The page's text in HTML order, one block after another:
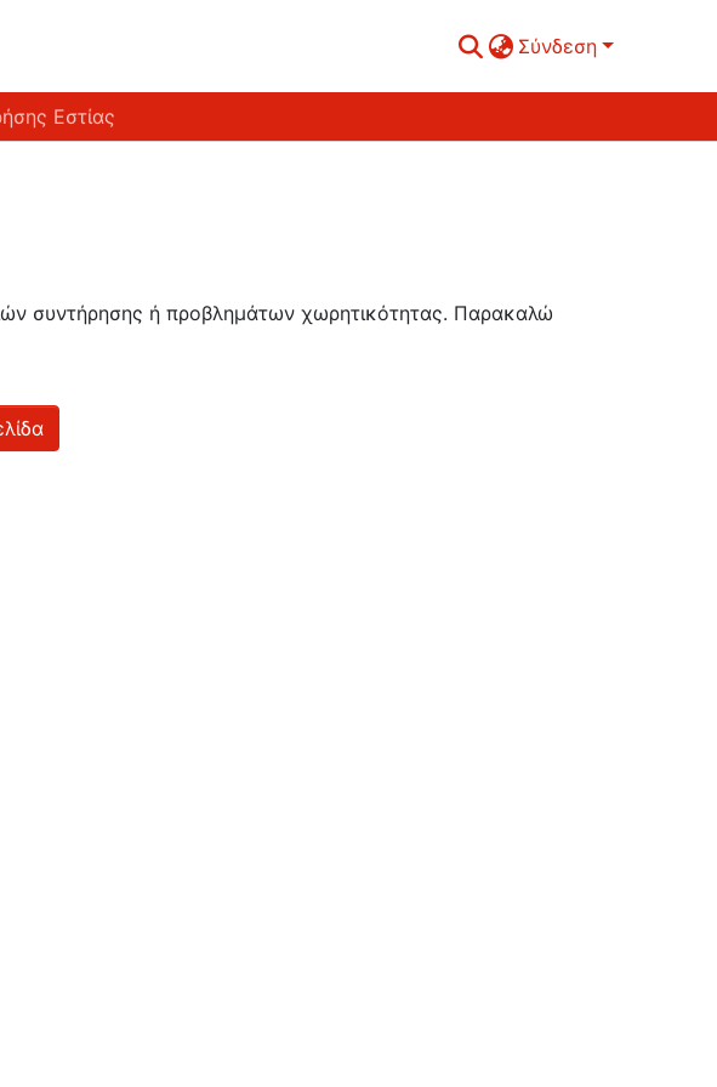
Σύνδεση
Εστίας
συντήρησης ή προβλημάτων χωρητικότητας. Παρακαλώ